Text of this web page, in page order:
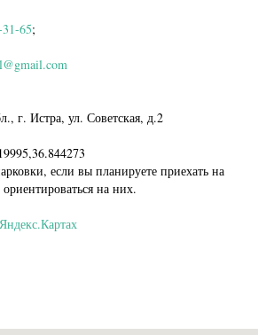
65;
г. Истра, ул. Советская, д.2
если вы планируете приехать на
на них.